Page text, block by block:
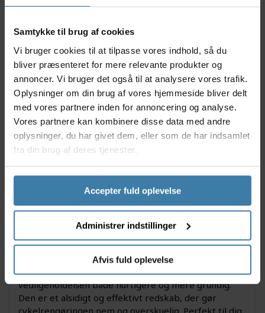
Samtykke til brug af cookies
Vi bruger cookies til at tilpasse vores indhold, så du
bliver præsenteret for mere relevante produkter og
annoncer. Vi bruger det også til at analysere vores trafik.
Oplysninger om din brug af vores hjemmeside bliver delt
med vores partnere inden for annoncering og analyse.
Vores partnere kan kombinere disse data med andre
oplysninger, du har givet dem, eller som de har indsamlet
fra din brug af deres tjenester.
Accepter fuld oplevelse
Administrer indstillinger
Afvis fuld oplevelse
mudder og olie, også på svært tilgængelige områder.
cykel, og som sætter pris på udstyr, der gør
vedligeholdelsen enkel og overskuelig.
Nyttige facts
Kombinerer 3 forskellige børstetyper for
maksimal rengøring
Specielt udviklet til at nå ind i smalle revner og
under klingen
Ergonomisk håndtag for godt greb under brug
Effektiv til fjernelse af både groft og fint snavs
Uanset om du cykler til hverdag, træner eller kører
mountainbike, er denne rengøringsbørste et
musthave i værktøjskassen. Den er ideel til både
begyndere og erfarne cyklister, der ønsker at
forlænge cyklens levetid og sikre optimal ydeevne.
Med Zefal ZB 3 i 1 rengøringsbørste bliver
vedligeholdelsen både hurtigere og mere grundig.
Den er et alsidigt og effektivt redskab, der gør
cykelrengøringen nem og overskuelig. Perfekt til dig,